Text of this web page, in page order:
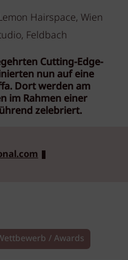
Hairspace, Wien
Feldbach
Cutting-Edge-
nun auf eine
Dort werden am
im Rahmen einer
zelebriert.
/ Awards